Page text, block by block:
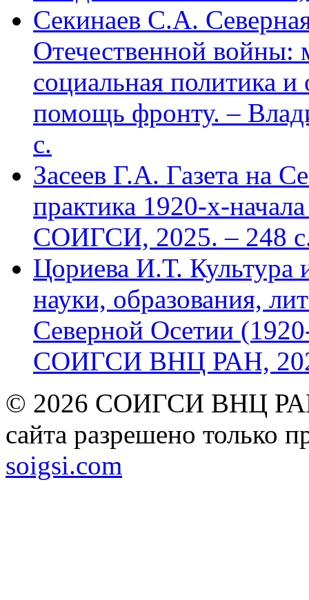
Секинаев С.А.
Отечественной войны:
социальная политика
помощь фронту. –
с.
Засеев Г.А. Газета на
практика 1920-х-
СОИГСИ, 2025. – 248
Цориева И.Т. Культура
науки, образования,
Северной Осетии
СОИГСИ ВНЦ РАН,
© 2026 СОИГСИ ВНЦ РАН
сайта разрешено только
soigsi.com